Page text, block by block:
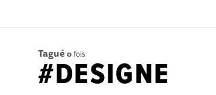
Tagué 0fois
#DESIGNE